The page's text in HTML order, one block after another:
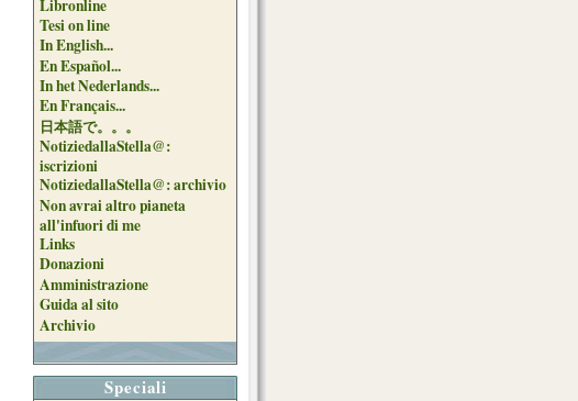
Libronline
Tesi on line
In English...
En Español...
In het Nederlands...
En Français...
日本語で。。。
NotiziedallaStella@:
iscrizioni
NotiziedallaStella@: archivio
Non avrai altro pianeta
all'infuori di me
Links
Donazioni
Amministrazione
Guida al sito
Archivio
Speciali